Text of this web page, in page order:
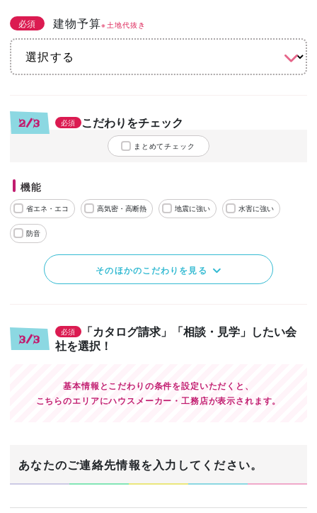
必須 建物予算※土地代抜き
2/3 必須 こだわりをチェック
まとめてチェック
機能
省エネ・エコ 高気密・高断熱 地震に強い 水害に強い
防音
そのほかのこだわりを見る
3/3
必須
「カタログ請求」「相談・見学」したい会
社を選択！
基本情報とこだわりの条件を設定いただくと、
こちらのエリアにハウスメーカー・工務店が表示されます。
あなたのご連絡先情報を入力してください。